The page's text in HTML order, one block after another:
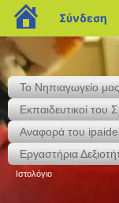
Το Νηπιαγωγείο μας
Εκπαιδευτικοί του
Αναφορά του
Εργαστήρια
23ο
Ιστολόγιο
blogs.sch.gr
Σύνδεση